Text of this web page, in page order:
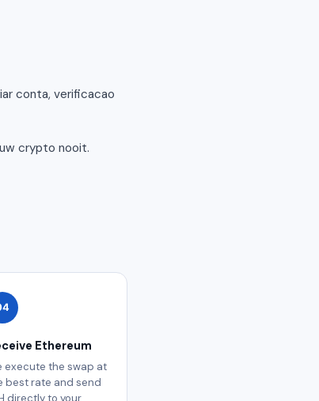
conta, verificacao
crypto nooit.
Ethereum
execute the swap at
best rate and send